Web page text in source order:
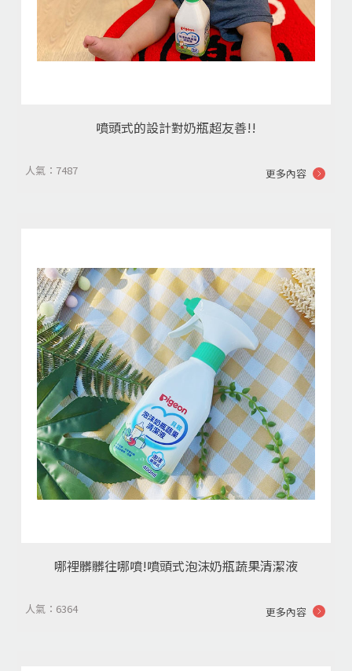
噴頭式的設計對奶瓶超友善!!
人氣：7487 更多內容
哪裡髒髒往哪噴!噴頭式泡沫奶瓶蔬果清潔液
人氣：6364 更多內容